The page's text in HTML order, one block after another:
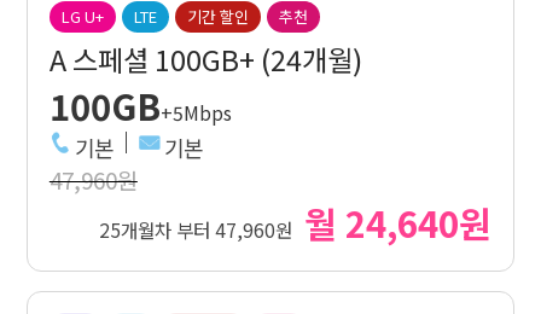
LG U+ LTE 기간 할인 추천
A 스페셜 100GB+ (24개월)
100GB+5Mbps
기본 기본
47,960원
25개월차 부터 47,960원 월 24,640원